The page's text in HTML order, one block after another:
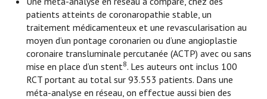
patients atteints de coronaropathie stable, un
traitement médicamenteux et une revascularisation au
moyen d’un pontage coronarien ou d’une angioplastie
coronaire transluminale percutanée (ACTP) avec ou sans
mise en place d’un stent8. Les auteurs ont inclus 100
RCT portant au total sur 93.553 patients. Dans une
méta-analyse en réseau, on effectue aussi bien des